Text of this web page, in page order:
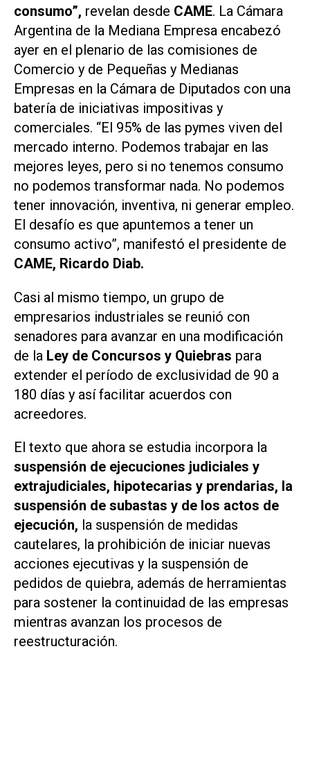
consumo”, revelan desde CAME. La Cámara
Argentina de la Mediana Empresa encabezó
ayer en el plenario de las comisiones de
Comercio y de Pequeñas y Medianas
Empresas en la Cámara de Diputados con una
batería de iniciativas impositivas y
comerciales. “El 95% de las pymes viven del
mercado interno. Podemos trabajar en las
mejores leyes, pero si no tenemos consumo
no podemos transformar nada. No podemos
tener innovación, inventiva, ni generar empleo.
El desafío es que apuntemos a tener un
consumo activo”, manifestó el presidente de
CAME, Ricardo Diab.
Casi al mismo tiempo, un grupo de
empresarios industriales se reunió con
senadores para avanzar en una modificación
de la Ley de Concursos y Quiebras para
extender el período de exclusividad de 90 a
180 días y así facilitar acuerdos con
acreedores.
El texto que ahora se estudia incorpora la
suspensión de ejecuciones judiciales y
extrajudiciales, hipotecarias y prendarias, la
suspensión de subastas y de los actos de
ejecución, la suspensión de medidas
cautelares, la prohibición de iniciar nuevas
acciones ejecutivas y la suspensión de
pedidos de quiebra, además de herramientas
para sostener la continuidad de las empresas
mientras avanzan los procesos de
reestructuración.